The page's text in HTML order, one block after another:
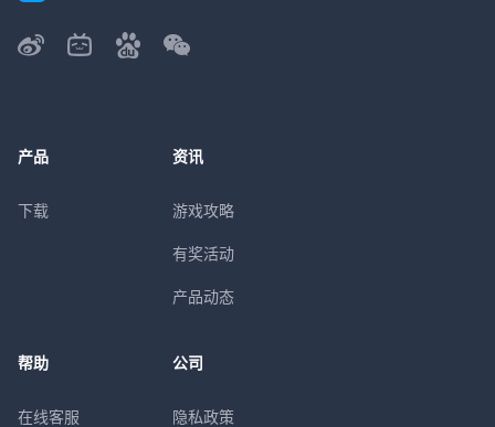
产品
下载
资讯
游戏攻略
有奖活动
产品动态
帮助
在线客服
公司
隐私政策